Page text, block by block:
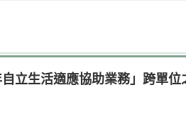
自立生活適應協助業務」跨單